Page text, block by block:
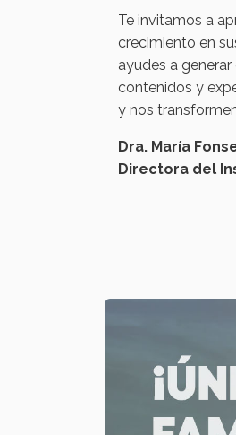
Te invitamos a
crecimiento en
ayudes a
contenidos y
y nos
Dra. María
Directora del